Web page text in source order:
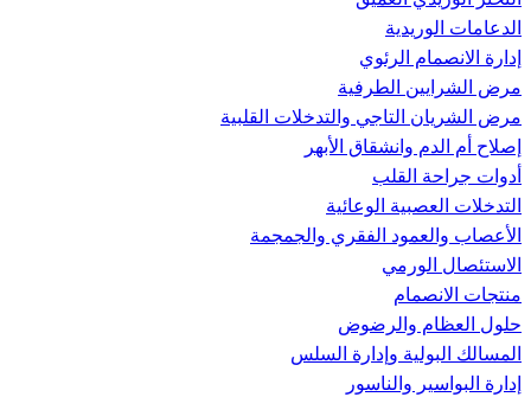
الدعامات الوريدية
إدارة الانصمام الرئوي
مرض الشرايين الطرفية
مرض الشريان التاجي والتدخلات القلبية
إصلاح أم الدم وانشقاق الأبهر
أدوات جراحة القلب
التدخلات العصبية الوعائية
الأعصاب والعمود الفقري والجمجمة
الاستئصال الورمي
منتجات الانصمام
حلول العظام والرضوض
المسالك البولية وإدارة السلس
إدارة البواسير والناسور